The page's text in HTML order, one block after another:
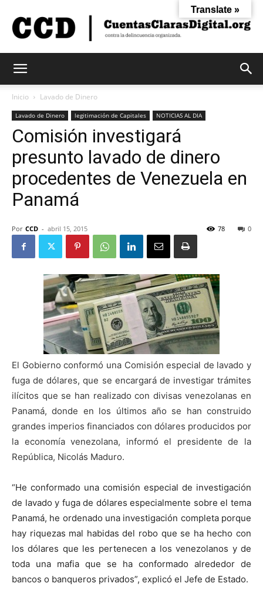
Claras
Digital
Inicio Lavado de Dinero
Lavado de Dinero legitimación de Capitales NOTICIAS AL DIA
Comisión investigará
presunto lavado de dinero
procedentes de Venezuela en
Panamá
Por CCD - abril 15, 2015 0
78
El Gobierno conformó una Comisión especial de lavado y
fuga de dólares, que se encargará de investigar trámites
ilícitos que se han realizado con divisas venezolanas en
Panamá, donde en los últimos año se han construido
grandes imperios financiados con dólares producidos por
la economía venezolana, informó el presidente de la
República, Nicolás Maduro.
“He conformado una comisión especial de investigación
de lavado y fuga de dólares especialmente sobre el tema
Panamá, he ordenado una investigación completa porque
hay riquezas mal habidas del robo que se ha hecho con
los dólares que les pertenecen a los venezolanos y de
toda una mafia que se ha conformado alrededor de
bancos o banqueros privados”, explicó el Jefe de Estado.
Translate »